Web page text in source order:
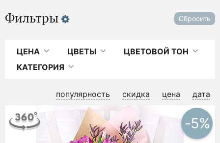
популярность скидка цена дата
-5%
Фильтры Сбросить
ЦЕНА ЦВЕТЫ
ЦВЕТОВОЙ ТОН
КАТЕГОРИЯ